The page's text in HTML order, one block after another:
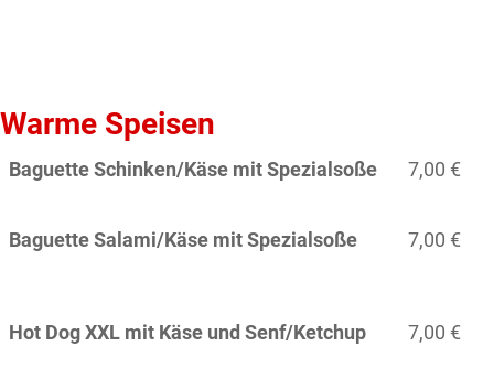
Warme Speisen
Baguette Schinken/Käse mit Spezialsoße 7,00 €
Baguette Salami/Käse mit Spezialsoße 7,00 €
Hot Dog XXL mit Käse und Senf/Ketchup 7,00 €